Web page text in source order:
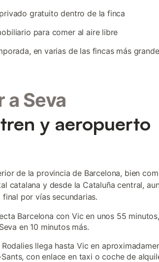
gratuito dentro de la finca
para comer al aire libre
en varias de las fincas más
a Seva
y aeropuerto
de la provincia de Barcelona, bien
catalana y desde la Cataluña central,
por vías secundarias.
Barcelona con Vic en unos 55
en 10 minutos más.
Rodalies llega hasta Vic en
con enlace en taxi o coche de